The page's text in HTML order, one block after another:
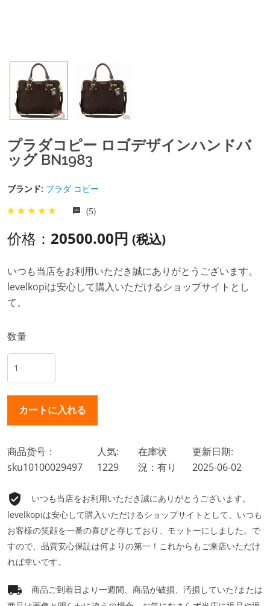
プラダコピー ロゴデザインハンドバ
ッグ BN1983
ブランド: プラダ コピー
(5)
价格： 20500.00円 (税込)
いつも当店をお利用いただき誠にありがとうございます。
levelkopiは安心して購入いただけるショップサイトとし
て。
数量
商品货号：
sku10100029497
人気:
1229
在庫状
況：有り
更新日期:
2025-06-02
いつも当店をお利用いただき誠にありがとうございます。
levelkopiは安心して購入いただけるショップサイトとして、いつも
お客様の笑顔を一番の喜びと存じており、モットーにしました。で
すので、品質安心保証は何よりの第一！これからもご来店いただけ
れば幸いです。
商品ご到着日より一週間、商品が破損、汚損していた?または